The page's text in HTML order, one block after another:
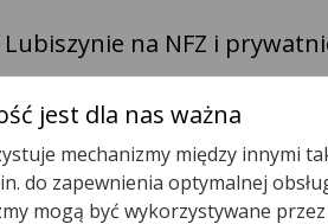
na NFZ i
Gabinet
jest dla nas ważna
mechanizmy między innymi
do zapewnienia optymalnej
mogą być wykorzystywane